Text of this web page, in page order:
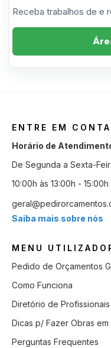
Receba trabalhos de e
ENTRE EM
Horário de
De Segunda a Sexta-
10:00h às 13:00h - 15:00h
Saiba mais sobre nós
MENU
Pedido de Orçamentos
Como Funciona
Diretório de Profissionais
Dicas p/ Fazer Obras em
Perguntas Frequentes